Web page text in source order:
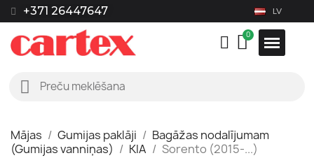
+371 26447647 LV
Mājas Gumijas paklāji
Bagāžas nodalījumam
(Gumijas vanniņas)
KIA Sorento (2015-...)